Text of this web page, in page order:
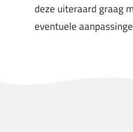
deze uiteraard graag
eventuele